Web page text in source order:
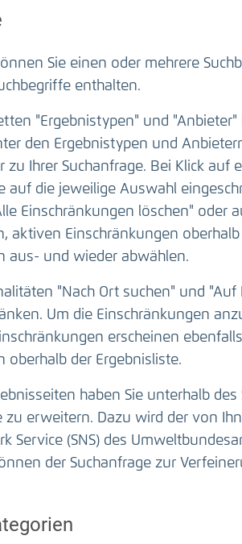
Sie einen oder mehrere
enthalten.
"Ergebnistypen" und
den Ergebnistypen und
zu Ihrer Suchanfrage. Bei Klick
auf die jeweilige Auswahl
Einschränkungen löschen" oder
aktiven Einschränkungen
aus- und wieder abwählen.
"Nach Ort suchen" und
Um die Einschränkungen
erscheinen
oberhalb der Ergebnisliste.
haben Sie unterhalb
zu erweitern. Dazu wird der von
Service (SNS) des
der Suchanfrage zur